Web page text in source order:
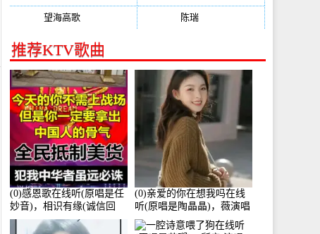
望海高歌(131) 陈瑞
推荐KTV歌曲
(0)感恩歌在线听(原唱是任
妙音)，相识有缘(诚信回
访)演唱点播:161288次
(0)亲爱的你在想我吗在线
听(原唱是陶晶晶)，薇演唱
点播:159722次